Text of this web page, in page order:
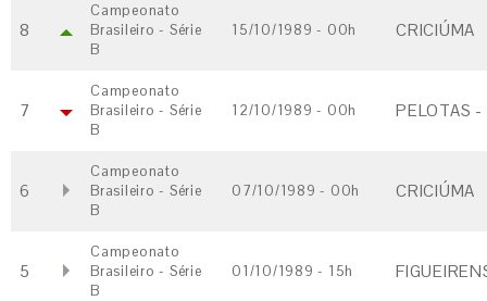
8
Campeonato
Brasileiro - Série
B
15/10/1989 - 00h CRICIÚMA
7
Campeonato
Brasileiro - Série
B
12/10/1989 - 00h PELOTAS -
6
Campeonato
Brasileiro - Série
B
07/10/1989 - 00h CRICIÚMA
5
Campeonato
Brasileiro - Série
B
01/10/1989 - 15h